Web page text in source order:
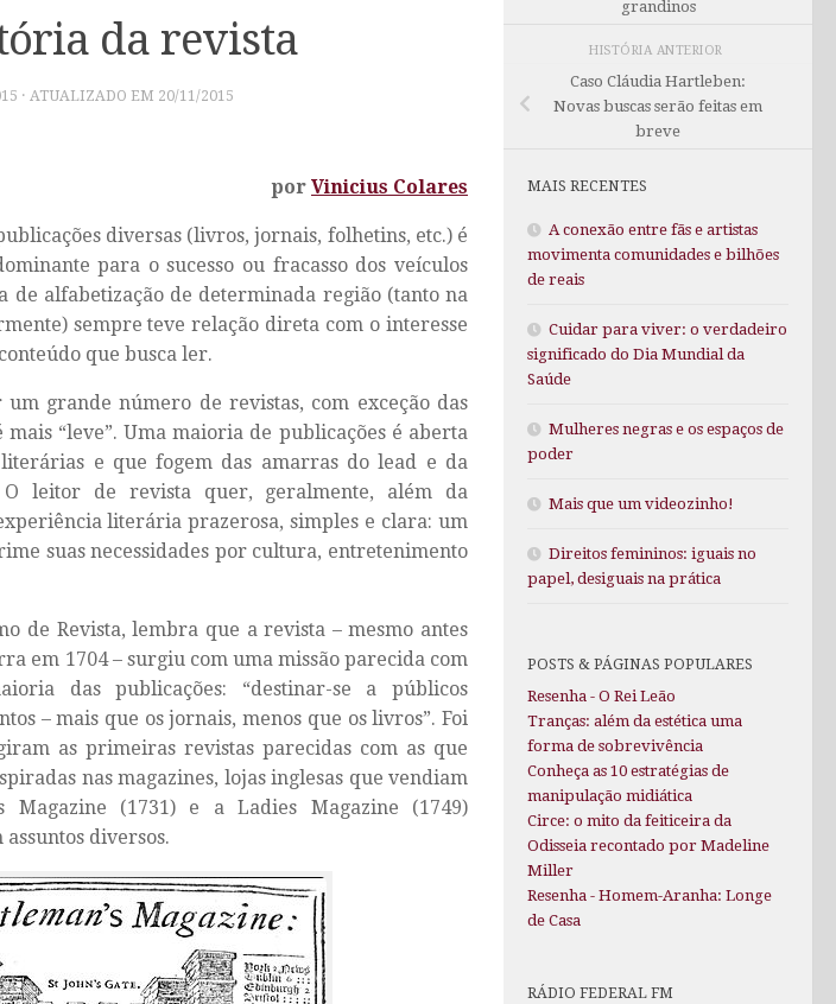
da revista
· ATUALIZADO EM 20/11/2015
por Vinicius Colares
diversas (livros, jornais, folhetins, etc.) é
para o sucesso ou fracasso dos veículos
de alfabetização de determinada região (tanto na
sempre teve relação direta com o interesse
que busca ler.
grande número de revistas, com exceção das
“leve”. Uma maioria de publicações é aberta
e que fogem das amarras dolead e da
leitor de revista quer, geralmente, além da
literária prazerosa, simples e clara: um
suas necessidades por cultura, entretenimento
de Revista, lembra que a revista – mesmo antes
em 1704 – surgiu com uma missão parecida com
das publicações: “destinar-se a públicos
– mais que os jornais, menos que os livros”. Foi
as primeiras revistas parecidas com as que
nas magazines, lojas inglesas que vendiam
Magazine (1731) e aLadies Magazine (1749)
diversos.
grandinos
HISTÓRIA ANTERIOR
Caso Cláudia Hartleben:
Novas buscas serão feitas em
breve
MAIS RECENTES
A conexão entre fãs e artistas
movimenta comunidades e bilhões
de reais
Cuidar para viver: o verdadeiro
significado do Dia Mundial da
Saúde
Mulheres negras e os espaços de
poder
Mais que um videozinho!
Direitos femininos: iguais no
papel, desiguais na prática
POSTS & PÁGINAS POPULARES
Resenha - O Rei Leão
Tranças: além da estética uma
forma de sobrevivência
Conheça as 10 estratégias de
manipulação midiática
Circe: o mito da feiticeira da
Odisseia recontado por Madeline
Miller
Resenha - Homem-Aranha: Longe
de Casa
RÁDIO FEDERAL FM